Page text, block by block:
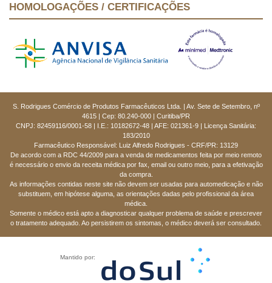
HOMOLOGAÇÕES / CERTIFICAÇÕES
S. Rodrigues Comércio de Produtos Farmacêuticos Ltda. | Av. Sete de Setembro, nº
4615 | Cep: 80.240-000 | Curitiba/PR
CNPJ: 82459116/0001-58 | I.E.: 10182672-48 | AFE: 021361-9 | Licença Sanitária:
183/2010
Farmacêutico Responsável: Luiz Alfredo Rodrigues - CRF/PR: 13129
De acordo com a RDC 44/2009 para a venda de medicamentos feita por meio remoto
é necessário o envio da receita médica por fax, email ou outro meio, para a efetivação
da compra.
As informações contidas neste site não devem ser usadas para automedicação e não
substituem, em hipótese alguma, as orientações dadas pelo profissional da área
médica.
Somente o médico está apto a diagnosticar qualquer problema de saúde e prescrever
o tratamento adequado. Ao persistirem os sintomas, o médico deverá ser consultado.
Mantido por: